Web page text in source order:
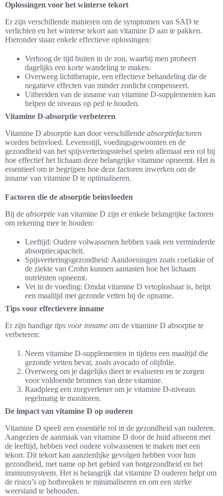
Oplossingen voor het winterse tekort
Er zijn verschillende manieren om de symptomen van SAD te
verlichten en het winterse tekort aan vitamine D aan te pakken.
Hieronder staan enkele effectieve oplossingen:
Verhoog de tijd buiten in de zon, waarbij men probeert
dagelijks een korte wandeling te maken.
Overweeg lichttherapie, een effectieve behandeling die de
negatieve effecten van minder zonlicht compenseert.
Uitbreiden van de inname van vitamine D-supplementen kan
helpen de niveaus op peil te houden.
Vitamine D-absorptie verbeteren
Vitamine D absorptie kan door verschillende absorptiefactoren
worden beïnvloed. Levensstijl, voedingsgewoonten en de
gezondheid van het spijsverteringsstelsel spelen allemaal een rol bij
hoe effectief het lichaam deze belangrijke vitamine opneemt. Het is
essentieel om te begrijpen hoe deze factoren inwerken om de
inname van vitamine D te optimaliseren.
Factoren die de absorptie beïnvloeden
Bij de absorptie van vitamine D zijn er enkele belangrijke factoren
om rekening mee te houden:
Leeftijd: Oudere volwassenen hebben vaak een verminderde
absorptiecapaciteit.
Spijsverteringsgezondheid: Aandoeningen zoals coeliakie of
de ziekte van Crohn kunnen aantasten hoe het lichaam
nutriënten opneemt.
Vet in de voeding: Omdat vitamine D vetoplosbaar is, helpt
een maaltijd met gezonde vetten bij de opname.
Tips voor effectievere inname
Er zijn handige tips voor inname om de vitamine D absorptie te
verbeteren:
Neem vitamine D-supplementen in tijdens een maaltijd die
gezonde vetten bevat, zoals avocado of olijfolie.
Overweeg om je dagelijks dieet te evalueren en te zorgen
voor voldoende bronnen van deze vitamine.
Raadpleeg een zorgverlener om je vitamine D-niveaus
regelmatig te monitoren.
De impact van vitamine D op ouderen
Vitamine D speelt een essentiële rol in de gezondheid van ouderen.
Aangezien de aanmaak van vitamine D door de huid afneemt met
de leeftijd, hebben veel oudere volwassenen te maken met een
tekort. Dit tekort kan aanzienlijke gevolgen hebben voor hun
gezondheid, met name op het gebied van botgezondheid en het
immuunsysteem. Het is belangrijk dat vitamine D ouderen helpt om
de risico’s op botbreuken te minimaliseren en om een sterke
weerstand te behouden.